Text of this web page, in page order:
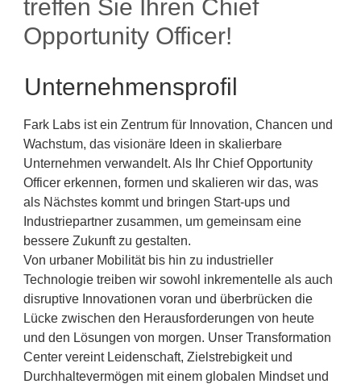
treffen Sie Ihren Chief
Opportunity Officer!
Unternehmensprofil
Fark Labs ist ein Zentrum für Innovation, Chancen und
Wachstum, das visionäre Ideen in skalierbare
Unternehmen verwandelt. Als Ihr Chief Opportunity
Officer erkennen, formen und skalieren wir das, was
als Nächstes kommt und bringen Start-ups und
Industriepartner zusammen, um gemeinsam eine
bessere Zukunft zu gestalten.
Von urbaner Mobilität bis hin zu industrieller
Technologie treiben wir sowohl inkrementelle als auch
disruptive Innovationen voran und überbrücken die
Lücke zwischen den Herausforderungen von heute
und den Lösungen von morgen. Unser Transformation
Center vereint Leidenschaft, Zielstrebigkeit und
Durchhaltevermögen mit einem globalen Mindset und